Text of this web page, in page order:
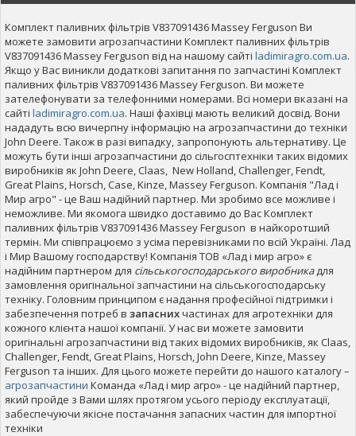
Комплект паливних фільтрів V837091436 Massey Ferguson Ви
можете замовити агрозапчастини Комплект паливних фільтрів
V837091436 Massey Ferguson від на нашому сайті ladimiragro.com.ua.
Якщо у Вас виникли додаткові запитання по запчастині Комплект
паливних фільтрів V837091436 Massey Ferguson. Ви можете
зателефонувати за телефонними номерами. Всі номери вказані на
сайті ladimiragro.com.ua. Наші фахівці мають великий досвід. Вони
нададуть всю вичерпну інформацію на агрозапчастини до техніки
John Deere. Також в разі випадку, запропонують альтернативу. Це
можуть бути інші агрозапчастини до сільгосптехніки таких відомих
виробників як John Deere, Claas, New Holland, Challenger, Fendt,
Great Plains, Horsch, Case, Kinze, Massey Ferguson. Компанія "Лад і
Мир агро" - це Ваш надійний партнер. Ми зробимо все можливе і
неможливе. Ми якомога швидко доставимо до Вас Комплект
паливних фільтрів V837091436 Massey Ferguson в найкоротший
термін. Ми співпрацюємо з усіма перевізниками по всій Україні. Лад
і Мир Вашому господарству! Компанія ТОВ «Лад і мир агро» є
надійним партнером для сільськогосподарського виробникадля
замовлення оригінальної запчастини на сільськогосподарську
техніку. Головним принципом є надання професійної підтримки і
забезпечення потреб в запаснихчастинах для агротехніки для
кожного клієнта нашої компанії. У нас ви можете замовити
оригінальні агрозапчастини від таких відомих виробників, як Claas,
Challenger, Fendt, Great Plains, Horsch, John Deere, Kinze, Massey
Ferguson та інших. Для цього можете перейти до нашого каталогу –
агрозапчастини Команда «Лад і мир агро» - це надійний партнер,
який пройде з Вами шлях протягом усього періоду експлуатації,
забеспечуючи якісне постачання запасних частин для імпортної
техніки